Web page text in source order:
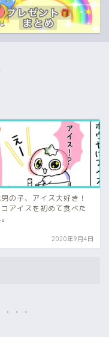
男の子、アイス大好き！
アイスを初めて食べた
2020年9月4日